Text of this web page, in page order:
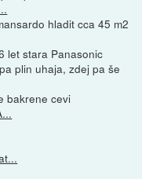
hladit cca 45 m2
let stara Panasonic
plin uhaja, zdej pa še
bakrene cevi